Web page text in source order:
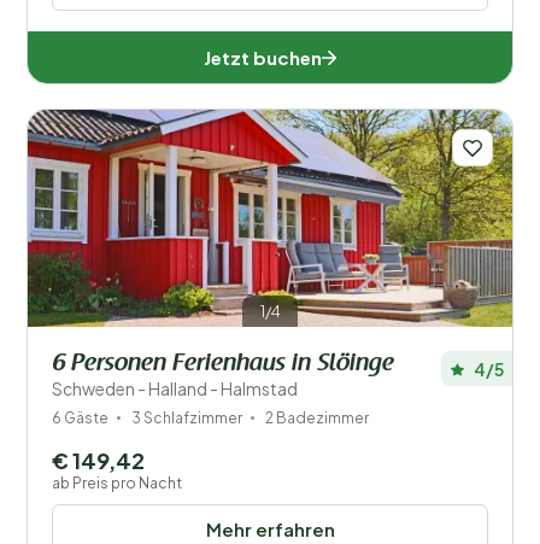
Jetzt buchen
1/4
6 Personen Ferienhaus in Slöinge
Schweden - Halland - Halmstad
4/5
6 Gäste 3 Schlafzimmer 2 Badezimmer
Mehr erfahren
€ 149,42
ab Preis pro Nacht